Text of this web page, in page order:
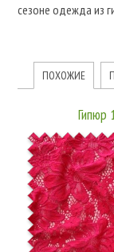
сезоне одежда из
ПОХОЖИЕ
Гипюр